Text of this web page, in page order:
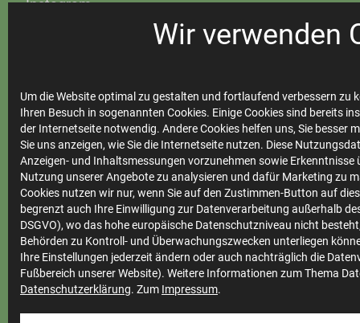
Wir verwenden
Um die Website optimal zu gestalten und fortlaufend verbessern
Ihren Besuch in sogenannten Cookies. Einige Cookies sind bereits
der Internetseite notwendig. Andere Cookies helfen uns, Sie besser
Sie uns anzeigen, wie Sie die Internetseite nutzen. Diese
Anzeigen- und Inhaltsmessungen vorzunehmen sowie Erkenntnisse
Nutzung unserer Angebote zu analysieren und dafür Marketing zu
Cookies nutzen wir nur, wenn Sie auf den Zustimmen-Button auf
begrenzt auch Ihre Einwilligung zur Datenverarbeitung außerhalb
DSGVO), wo das hohe europäische Datenschutzniveau nicht
Behörden zu Kontroll- und Überwachungszwecken unterliegen
Ihre Einstellungen jederzeit ändern oder auch nachträglich die
Fußbereich unserer Website). Weitere Informationen zum Thema
Datenschutzerklärung. Zum Impressum.
Instagram
Ihre
Stadtwerke
Marktkommunikation
Vertrieb
Impressum
Datenschutz
Teilnahmebedingungen